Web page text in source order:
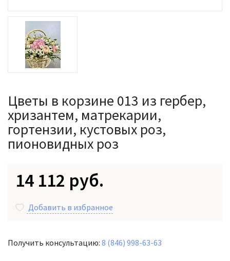
Цветы в корзине 013 из гербер,
хризантем, матрекарии,
гортензии, кустовых роз,
пионовидных роз
14 112 руб.
Добавить в избранное
Получить консультацию: 8 (846) 998-63-63